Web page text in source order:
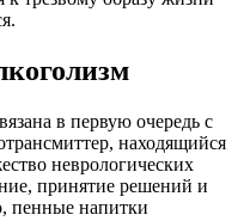
в первую очередь с
находящийся
неврологических
принятие решений и
пенные напитки